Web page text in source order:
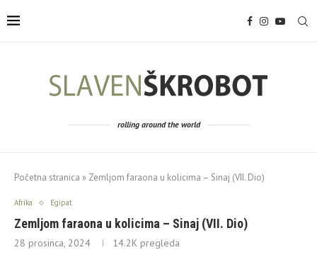
rolling around the world
Početna stranica » Zemljom faraona u kolicima – Sinaj (VII. Dio)
Afrika Egipat
Zemljom faraona u kolicima – Sinaj (VII. Dio)
28 prosinca, 2024 14.2K pregleda